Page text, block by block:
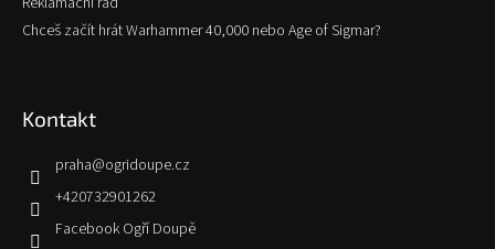
Chceš začít hrát Warhammer 40,000 nebo Age of Sigmar?
Kontakt
praha@ogridoupe.cz
+420732901262
Facebook Ogří Doupě